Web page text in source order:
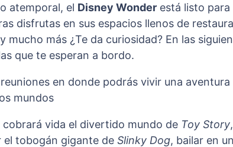
atemporal, el Disney Wonder está listo
disfrutas en sus espacios llenos de
mucho más ¿Te da curiosidad? En las
que te esperan a bordo.
en donde podrás vivir una
mundos
cobrará vida el divertido mundo de Toy Story
el tobogán gigante de Slinky Dog, bailar en